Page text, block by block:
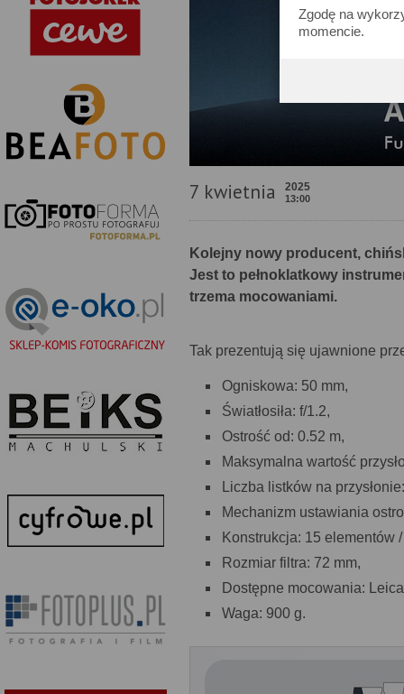
Zgodę na
momencie.
7 kwietnia 2025
13:00
Kolejny nowy producent,
Jest to pełnoklatkowy
trzema mocowaniami.
Tak prezentują się ujawnione
Ogniskowa: 50 mm,
Światłosiła: f/1.2,
Ostrość od: 0.52 m,
Maksymalna wartość
Liczba listków na
Mechanizm ustawiania
Konstrukcja: 15 elementów
Rozmiar filtra: 72 mm,
Dostępne mocowania:
Waga: 900 g.